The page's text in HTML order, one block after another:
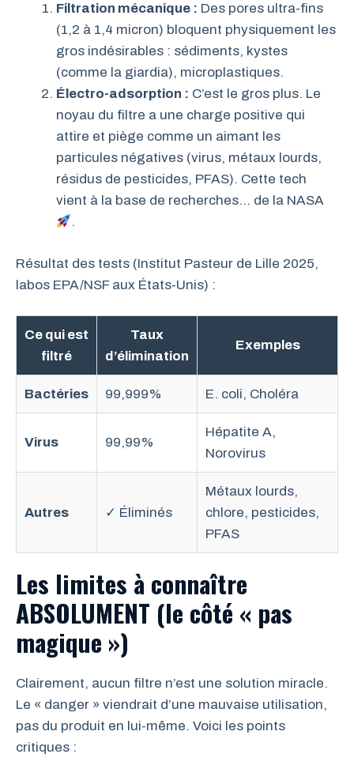
Filtration mécanique : Des pores ultra-fins
(1,2 à 1,4 micron) bloquent physiquement les
gros indésirables : sédiments, kystes
(comme la giardia), microplastiques.
Électro-adsorption : C’est le gros plus. Le
noyau du filtre a une charge positive qui
attire et piège comme un aimant les
particules négatives (virus, métaux lourds,
résidus de pesticides, PFAS). Cette tech
vient à la base de recherches… de la NASA
.
Résultat des tests (Institut Pasteur de Lille 2025,
labos EPA/NSF aux États-Unis) :
Ce qui est
filtré
Taux
d’élimination
Exemples
Bactéries 99,999% E. coli, Choléra
Virus 99,99%
Hépatite A,
Norovirus
Autres ✓ Éliminés
Métaux lourds,
chlore, pesticides,
PFAS
Les limites à connaître
ABSOLUMENT (le côté « pas
magique »)
Clairement, aucun filtre n’est une solution miracle.
Le « danger » viendrait d’une mauvaise utilisation,
pas du produit en lui-même. Voici les points
critiques :